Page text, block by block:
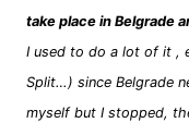
take place in Belgrade
I used to do a lot of it ,
Split…) since Belgrade
myself but I stopped,